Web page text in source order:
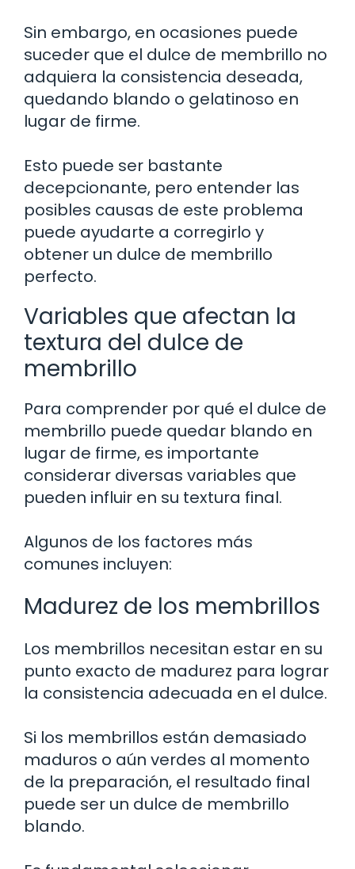
Sin embargo, en ocasiones puede
suceder que el dulce de membrillo no
adquiera la consistencia deseada,
quedando blando o gelatinoso en
lugar de firme.
Esto puede ser bastante
decepcionante, pero entender las
posibles causas de este problema
puede ayudarte a corregirlo y
obtener un dulce de membrillo
perfecto.
Variables que afectan la
textura del dulce de
membrillo
Para comprender por qué el dulce de
membrillo puede quedar blando en
lugar de firme, es importante
considerar diversas variables que
pueden influir en su textura final.
Algunos de los factores más
comunes incluyen:
Madurez de los membrillos
Los membrillos necesitan estar en su
punto exacto de madurez para lograr
la consistencia adecuada en el dulce.
Si los membrillos están demasiado
maduros o aún verdes al momento
de la preparación, el resultado final
puede ser un dulce de membrillo
blando.